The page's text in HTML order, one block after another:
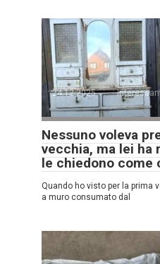
24.12.2025
Nessuno voleva
vecchia, ma lei ha
le chiedono come
Quando ho visto per la prima
a muro consumato dal